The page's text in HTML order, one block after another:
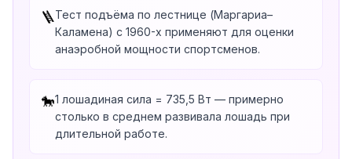
🪜Тест подъёма по лестнице (Маргариа–
Каламена) с 1960-х применяют для оценки
анаэробной мощности спортсменов.
🐎1 лошадиная сила = 735,5 Вт — примерно
столько в среднем развивала лошадь при
длительной работе.